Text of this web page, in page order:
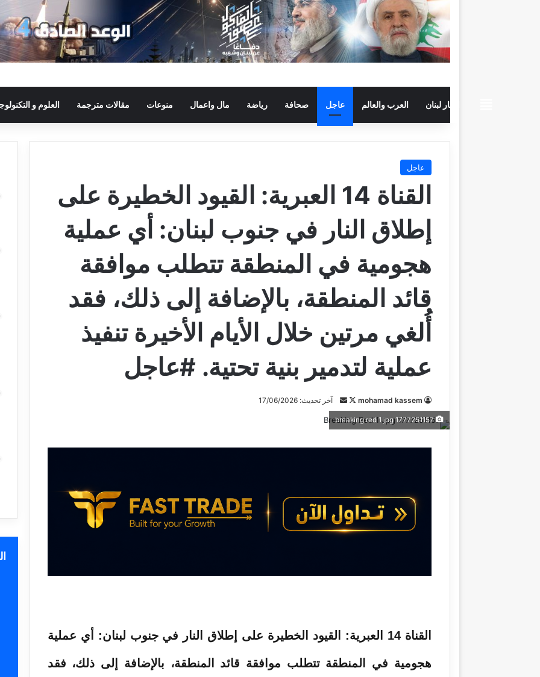
beiruttime
اخبار لبنان العرب والعالم عاجل صحافة رياضة مال واعمال منوعات مقالات مترجمة العلوم و
عاجل
القناة 14 العبرية: القيود الخطيرة على
إطلاق النار في جنوب لبنان: أي عملية
هجومية في المنطقة تتطلب موافقة
قائد المنطقة، بالإضافة إلى ذلك، فقد
أُلغي مرتين خلال الأيام الأخيرة تنفيذ
عملية لتدمير بنية تحتية. #عاجل
mohamad kassem
ت
ا
ب
ر
س
ا
إ
ت
ي
آخر تحديث: 17/06/2026
1777251157 breaking red 1 jpg
القناة 14 العبرية: القيود الخطيرة على إطلاق النار في جنوب لبنان: أي عملية
هجومية في المنطقة تتطلب موافقة قائد المنطقة، بالإضافة إلى ذلك، فقد